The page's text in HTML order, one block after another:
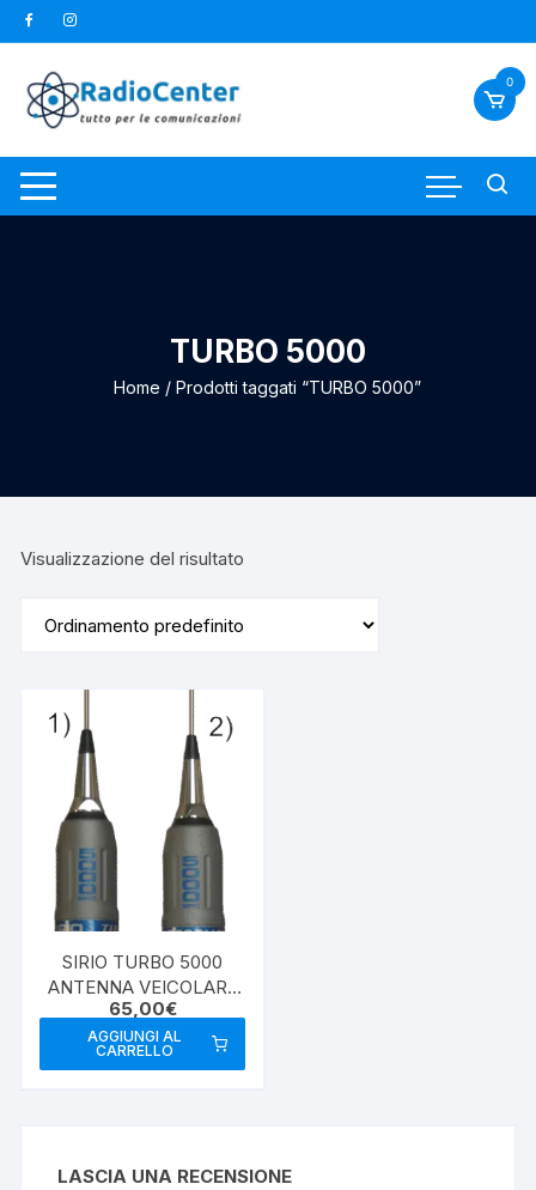
al
contenuto
0
TURBO 5000
Home / Prodotti taggati “TURBO 5000”
Visualizzazione del risultato
SIRIO TURBO 5000
ANTENNA VEICOLARE
CB
65,00€
AGGIUNGI AL
CARRELLO
LASCIA UNA RECENSIONE